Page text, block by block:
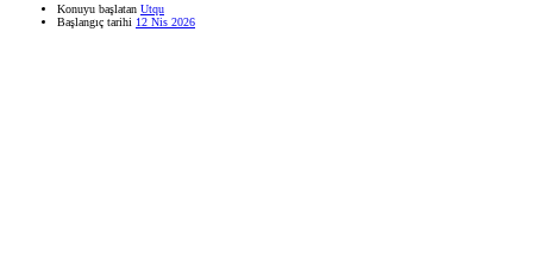
Konuyu başlatan Utqu
Başlangıç tarihi 12 Nis 2026